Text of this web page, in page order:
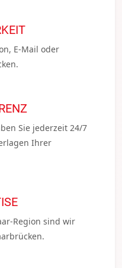
E-Mail oder
Sie jederzeit 24/7
Ihrer
Region sind wir